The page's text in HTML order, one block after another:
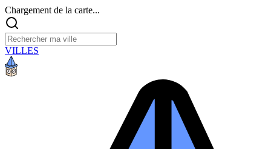
Chargement de la carte...
VILLES